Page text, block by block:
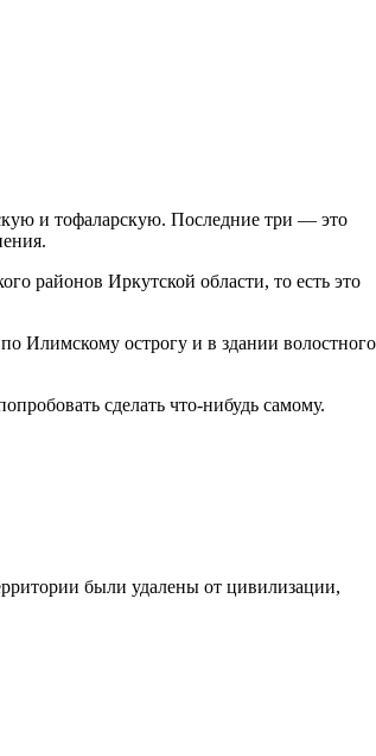
и тофаларскую. Последние три — это
районов Иркутской области, то есть это
Илимскому острогу и в здании волостного
сделать что-нибудь самому.
были удалены от цивилизации,